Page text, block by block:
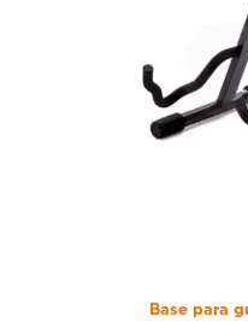
Base para